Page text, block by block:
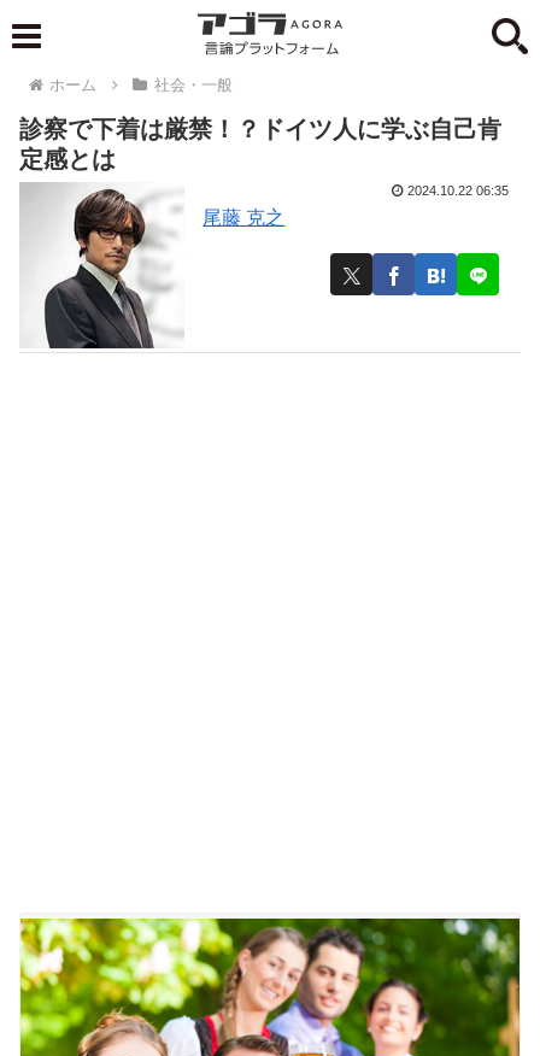
ホーム 社会・一般
診察で下着は厳禁！？ドイツ人に学ぶ自己肯
定感とは
尾藤 克之
2024.10.22 06:35